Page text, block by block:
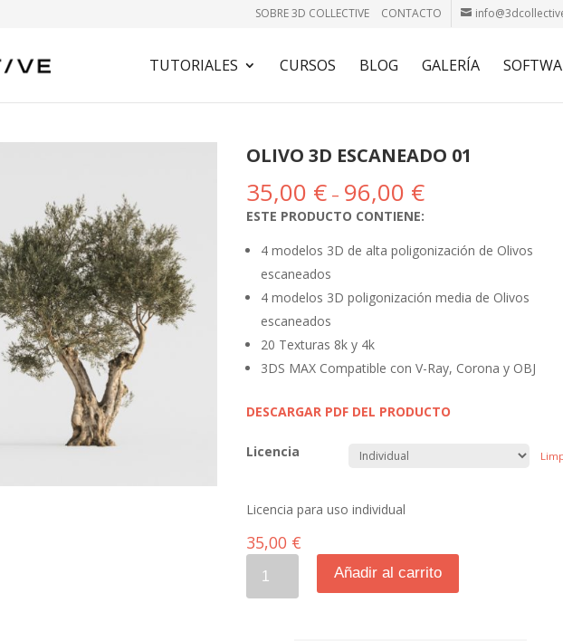
SOBRE 3D COLLECTIVE CONTACTO
TUTORIALES CURSOS BLOG GALERÍA
OLIVO 3D ESCANEADO 01
35,00 € – 96,00 €
ESTE PRODUCTO CONTIENE:
4 modelos 3D de alta poligonización de Olivos
escaneados
4 modelos 3D poligonización media de Olivos
escaneados
20 Texturas 8k y 4k
3DS MAX Compatible con V-Ray, Corona y OBJ
DESCARGAR PDF DEL PRODUCTO
Licencia
Licencia para uso individual
35,00 €
Añadir al carrito